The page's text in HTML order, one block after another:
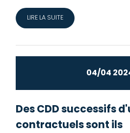
LIRE LA SUITE
04/04
Des CDD successifs
contractuels sont ils